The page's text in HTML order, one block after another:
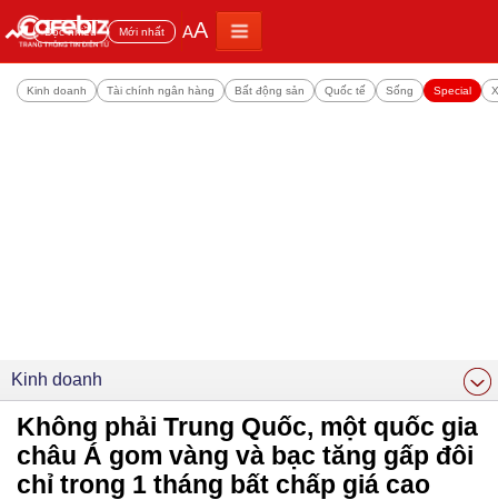
Đọc nhiều Mới nhất AA
Kinh doanh Tài chính ngân hàng Bất động sản Quốc tế Sống Special
Kinh doanh
Không phải Trung Quốc, một quốc gia
châu Á gom vàng và bạc tăng gấp đôi
chỉ trong 1 tháng bất chấp giá cao